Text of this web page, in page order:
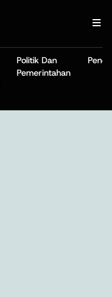
Politik Dan
Pemerintahan